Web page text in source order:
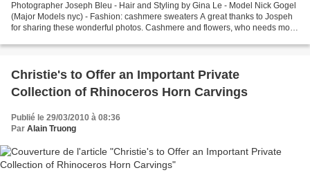
Photographer Joseph Bleu - Hair and Styling by Gina Le - Model Nick Gogel
(Major Models nyc) - Fashion: cashmere sweaters A great thanks to Jospeh
for sharing these wonderful photos. Cashmere and flowers, who needs more
Christie's to Offer an Important Private
Collection of Rhinoceros Horn Carvings
Publié le 29/03/2010 à 08:36
Par Alain Truong